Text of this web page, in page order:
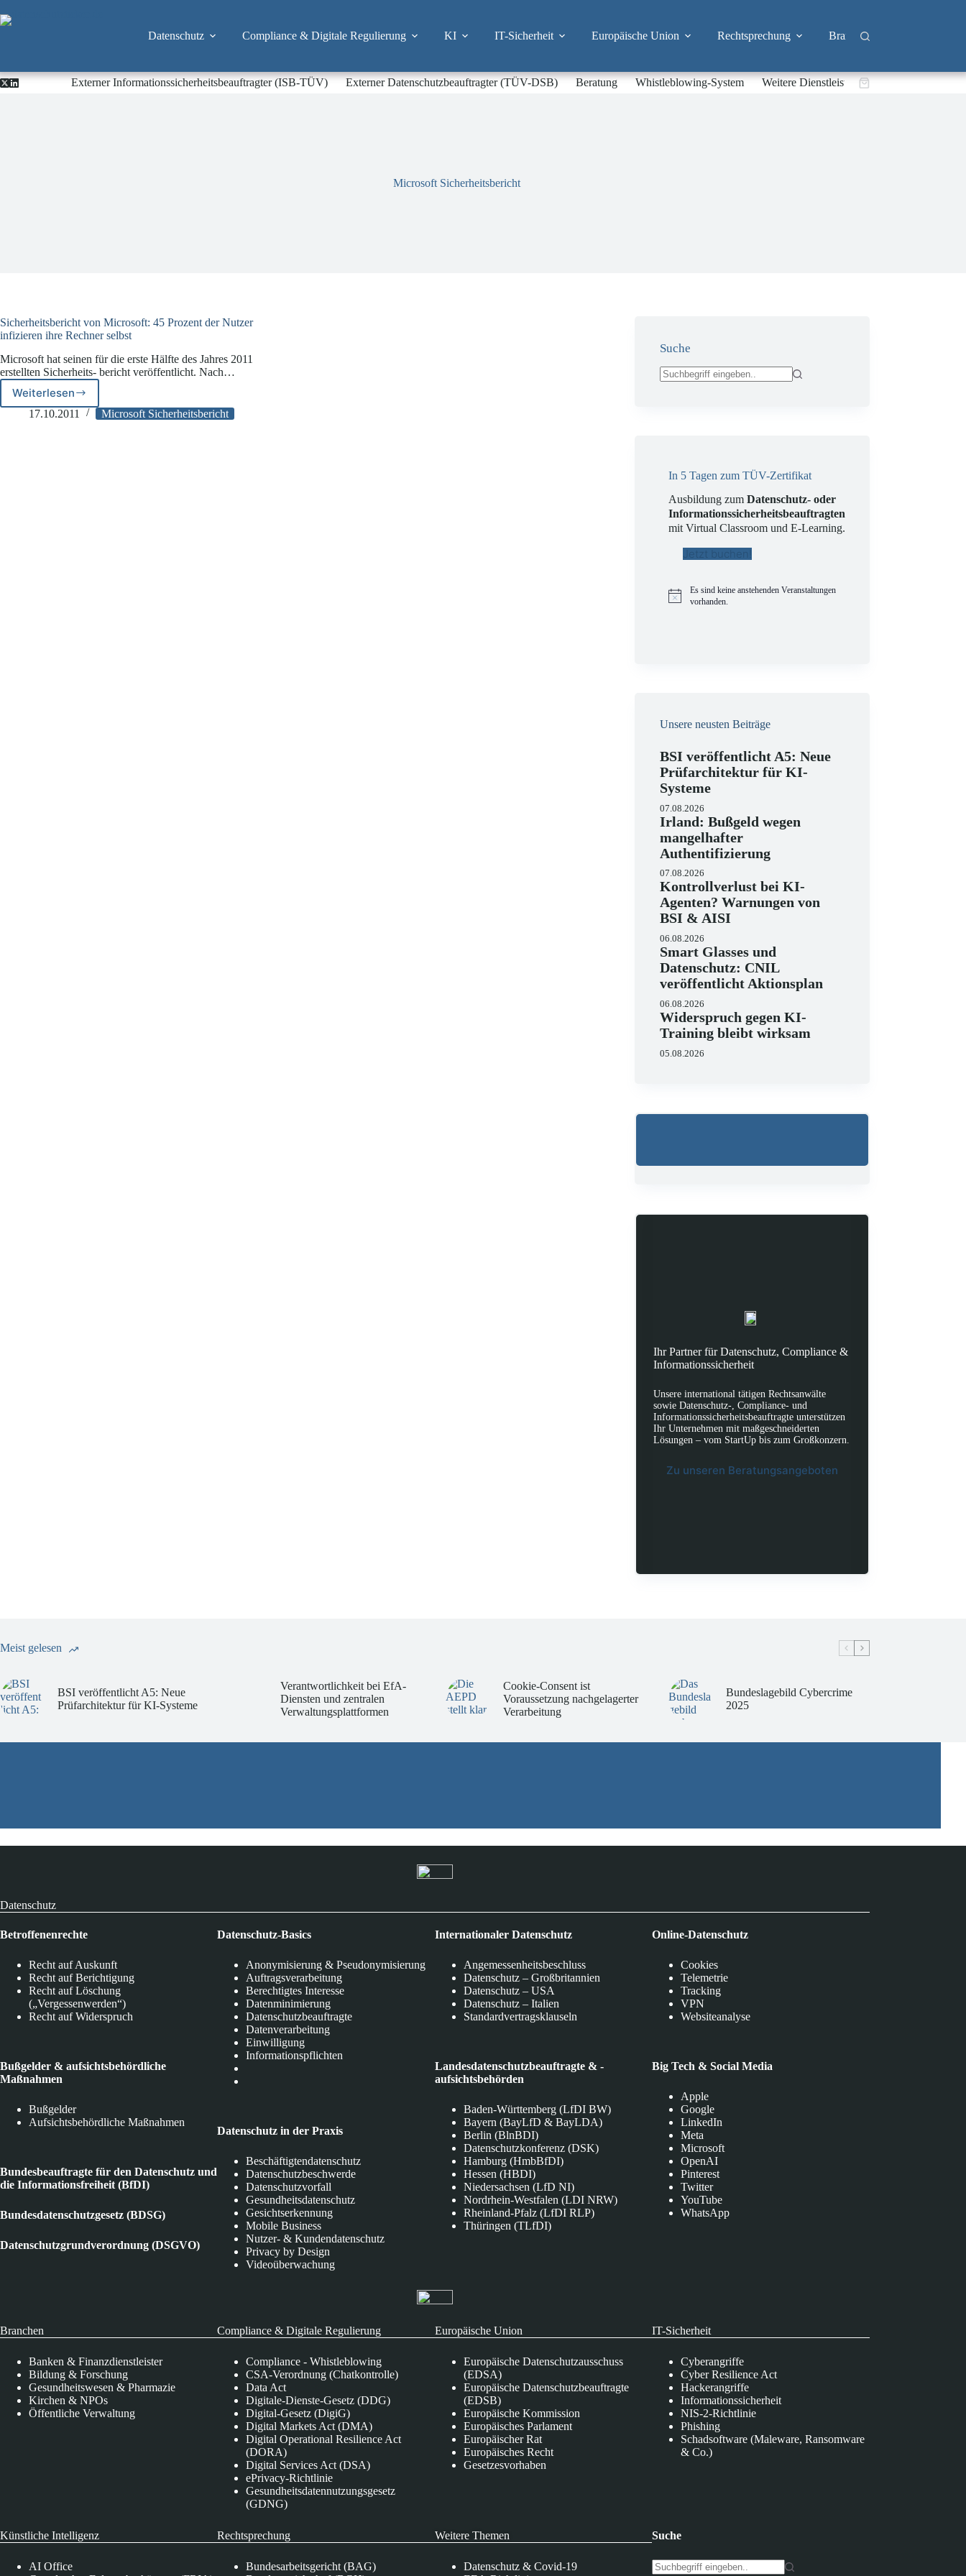
Inhalt
Datenschutz Compliance & Digitale Regulierung KI IT-Sicherheit Europäische Union Rechtsprechung Branchen
Externer Informationssicherheitsbeauftragter (ISB-TÜV) Externer Datenschutzbeauftragter (TÜV-DSB) Beratung Whistleblowing-System Weitere DienstleistungenWarenkorb
Microsoft Sicherheitsbericht
Sicherheitsbericht von Microsoft: 45 Prozent der Nutzer
infizieren ihre Rechner selbst
Microsoft hat seinen für die erste Hälfte des Jahres 2011
erstellten Sicherheits- bericht veröffentlicht. Nach…
WeiterlesenSicherheitsbericht
von
17.10.2011 Microsoft Sicherheitsbericht
Suche
In 5 Tagen zum TÜV-Zertifikat
Ausbildung zumDatenschutz- oder
Informationssicherheitsbeauftragten
mit Virtual Classroom und E-Learning.
Jetzt buchen!
H
Es sind keine anstehenden Veranstaltungen
vorhanden.
Unsere neusten Beiträge
BSI veröffentlicht A5: Neue
Prüfarchitektur für KI-
Systeme
07.08.2026
Irland: Bußgeld wegen
mangelhafter
Authentifizierung
07.08.2026
Kontrollverlust bei KI-
Agenten? Warnungen von
BSI & AISI
06.08.2026
Smart Glasses und
Datenschutz: CNIL
veröffentlicht Aktionsplan
06.08.2026
Widerspruch gegen KI-
Training bleibt wirksam
05.08.2026
Ihr Partner für Datenschutz, Compliance &
Informationssicherheit
Unsere international tätigen Rechtsanwälte
sowie Datenschutz-, Compliance- und
Informationssicherheitsbeauftragte unterstützen
Ihr Unternehmen mit maßgeschneiderten
Lösungen – vom StartUp bis zum Großkonzern.
Zu unseren Beratungsangeboten
Meist gelesen
BSI veröffentlicht A5: Neue
Prüfarchitektur für KI-Systeme
Verantwortlichkeit bei EfA-
Diensten und zentralen
Verwaltungsplattformen
Cookie-Consent ist
Voraussetzung nachgelagerter
Verarbeitung
Bundeslagebild Cybercrime
2025
Datenschutz
Betroffenenrechte
Recht auf Auskunft
Recht auf Berichtigung
Recht auf Löschung
(„Vergessenwerden“)
Recht auf Widerspruch
Bußgelder & aufsichtsbehördliche
Maßnahmen
Bußgelder
Aufsichtsbehördliche Maßnahmen
Bundesbeauftragte für den Datenschutz und
die Informationsfreiheit (BfDI)
Bundesdatenschutzgesetz (BDSG)
Datenschutzgrundverordnung (DSGVO)
Datenschutz-Basics
Anonymisierung & Pseudonymisierung
Auftragsverarbeitung
Berechtigtes Interesse
Datenminimierung
Datenschutzbeauftragte
Datenverarbeitung
Einwilligung
Informationspflichten
Datenschutz in der Praxis
Beschäftigtendatenschutz
Datenschutzbeschwerde
Datenschutzvorfall
Gesundheitsdatenschutz
Gesichtserkennung
Mobile Business
Nutzer- & Kundendatenschutz
Privacy by Design
Videoüberwachung
Internationaler Datenschutz
Angemessenheitsbeschluss
Datenschutz – Großbritannien
Datenschutz – USA
Datenschutz – Italien
Standardvertragsklauseln
Landesdatenschutzbeauftragte & -
aufsichtsbehörden
Baden-Württemberg (LfDI BW)
Bayern (BayLfD & BayLDA)
Berlin (BlnBDI)
Datenschutzkonferenz (DSK)
Hamburg (HmbBfDI)
Hessen (HBDI)
Niedersachsen (LfD NI)
Nordrhein-Westfalen (LDI NRW)
Rheinland-Pfalz (LfDI RLP)
Thüringen (TLfDI)
Online-Datenschutz
Cookies
Telemetrie
Tracking
VPN
Websiteanalyse
Big Tech & Social Media
Apple
Google
LinkedIn
Meta
Microsoft
OpenAI
Pinterest
Twitter
YouTube
WhatsApp
Branchen
Banken & Finanzdienstleister
Bildung & Forschung
Gesundheitswesen & Pharmazie
Kirchen & NPOs
Öffentliche Verwaltung
Compliance & Digitale Regulierung
Compliance - Whistleblowing
CSA-Verordnung (Chatkontrolle)
Data Act
Digitale-Dienste-Gesetz (DDG)
Digital-Gesetz (DigiG)
Digital Markets Act (DMA)
Digital Operational Resilience Act
(DORA)
Digital Services Act (DSA)
ePrivacy-Richtlinie
Gesundheitsdatennutzungsgesetz
(GDNG)
Europäische Union
Europäische Datenschutzausschuss
(EDSA)
Europäische Datenschutzbeauftragte
(EDSB)
Europäische Kommission
Europäisches Parlament
Europäischer Rat
Europäisches Recht
Gesetzesvorhaben
IT-Sicherheit
Cyberangriffe
Cyber Resilience Act
Hackerangriffe
Informationssicherheit
NIS-2-Richtlinie
Phishing
Schadsoftware (Maleware, Ransomware
& Co.)
Künstliche Intelligenz
AI Office
Rechtsprechung
Bundesarbeitsgericht (BAG)
Weitere Themen
Datenschutz & Covid-19
Suche